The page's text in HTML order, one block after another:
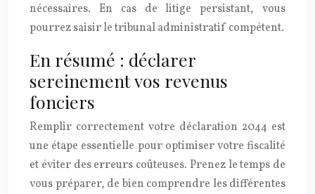
nécessaires. En cas de litige persistant, vous
pourrez saisir le tribunal administratif compétent.
En résumé : déclarer
sereinement vos revenus
fonciers
Remplir correctement votre déclaration 2044 est
une étape essentielle pour optimiser votre fiscalité
et éviter des erreurs coûteuses. Prenez le temps de
vous préparer, de bien comprendre les différentes